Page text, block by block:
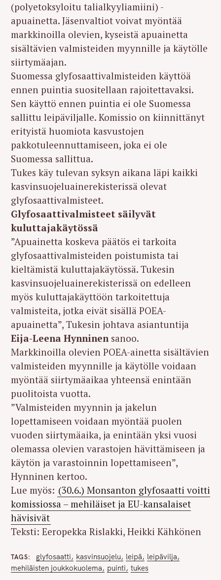
(polyetoksyloitu talialkyyliamiini) -
apuainetta. Jäsenvaltiot voivat myöntää
markkinoilla olevien, kyseistä apuainetta
sisältävien valmisteiden myynnille ja käytölle
siirtymäajan.
Suomessa glyfosaattivalmisteiden käyttöä
ennen puintia suositellaan rajoitettavaksi.
Sen käyttö ennen puintia ei ole Suomessa
sallittu leipäviljalle. Komissio on kiinnittänyt
erityistä huomiota kasvustojen
pakkotuleennuttamiseen, joka ei ole
Suomessa sallittua.
Tukes käy tulevan syksyn aikana läpi kaikki
kasvinsuojeluainerekisterissä olevat
glyfosaattivalmisteet.
Glyfosaattivalmisteet säilyvät
kuluttajakäytössä
”Apuainetta koskeva päätös ei tarkoita
glyfosaattivalmisteiden poistumista tai
kieltämistä kuluttajakäytössä. Tukesin
kasvinsuojeluainerekisterissä on edelleen
myös kuluttajakäyttöön tarkoitettuja
valmisteita, jotka eivät sisällä POEA-
apuainetta”, Tukesin johtava asiantuntija
Eija-Leena Hynninensanoo.
Markkinoilla olevien POEA-ainetta sisältävien
valmisteiden myynnille ja käytölle voidaan
myöntää siirtymäaikaa yhteensä enintään
puolitoista vuotta.
”Valmisteiden myynnin ja jakelun
lopettamiseen voidaan myöntää puolen
vuoden siirtymäaika, ja enintään yksi vuosi
olemassa olevien varastojen hävittämiseen ja
käytön ja varastoinnin lopettamiseen”,
Hynninen kertoo.
Lue myös: (30.6.) Monsanton glyfosaatti voitti
komissiossa – mehiläiset ja EU-kansalaiset
hävisivät
Teksti: Eeropekka Rislakki, Heikki Kähkönen
TAGS glyfosaatti kasvinsuojelu leipä
leipävilja
mehiläisten joukkokuolema
puinti tukes